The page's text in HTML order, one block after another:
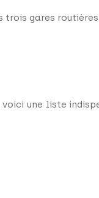
trois gares
voici une liste